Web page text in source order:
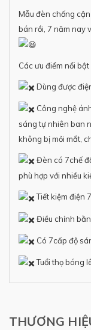
Mẫu đèn chống
bán rồi, 7 năm nay
Các ưu điểm nổi
Dùng được
Công nghệ
sáng tự nhiên ban
không bị mỏi mắt,
Đèn có 7chế
phù hợp với nhiều
Tiết kiệm điện
Điều chỉnh
Có 7cấp độ
Tuổi thọ bóng
THƯƠNG